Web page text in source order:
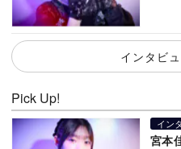
インタビ
Pick Up!
イン
宮本